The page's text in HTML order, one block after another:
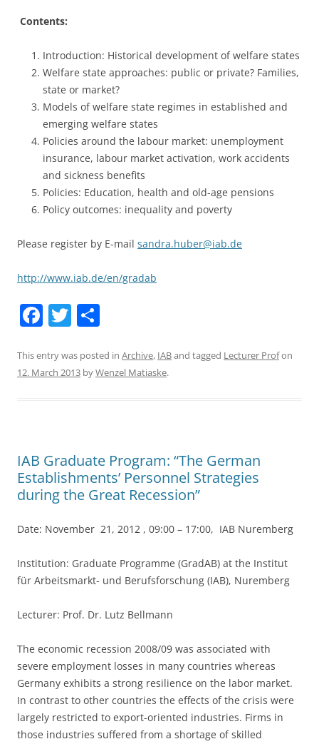
Contents:
Introduction: Historical development of welfare states
Welfare state approaches: public or private? Families,
state or market?
Models of welfare state regimes in established and
emerging welfare states
Policies around the labour market: unemployment
insurance, labour market activation, work accidents
and sickness benefits
Policies: Education, health and old-age pensions
Policy outcomes: inequality and poverty
Please register by E-mail sandra.huber@iab.de
http://www.iab.de/en/gradab
F
c
e
o
k
T
itt
er
ar
e
This entry was posted in Archive, IABand tagged Lecturer Profon
12. March 2013 byWenzel Matiaske.
IAB Graduate Program: “The German
Establishments’ Personnel Strategies
during the Great Recession”
Date: November 21, 2012 , 09:00 – 17:00, IAB Nuremberg
Institution: Graduate Programme (GradAB) at the Institut
für Arbeitsmarkt- und Berufsforschung (IAB), Nuremberg
Lecturer: Prof. Dr. Lutz Bellmann
The economic recession 2008/09 was associated with
severe employment losses in many countries whereas
Germany exhibits a strong resilience on the labor market.
In contrast to other countries the effects of the crisis were
largely restricted to export-oriented industries. Firms in
those industries suffered from a shortage of skilled